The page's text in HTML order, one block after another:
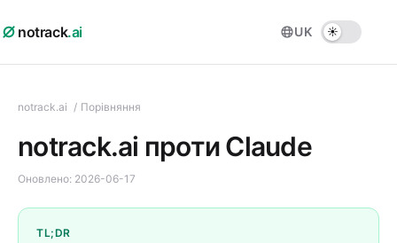
notrack.ai UK
notrack.ai / Порівняння
notrack.ai проти Claude
Оновлено: 2026-06-17
TL;DR